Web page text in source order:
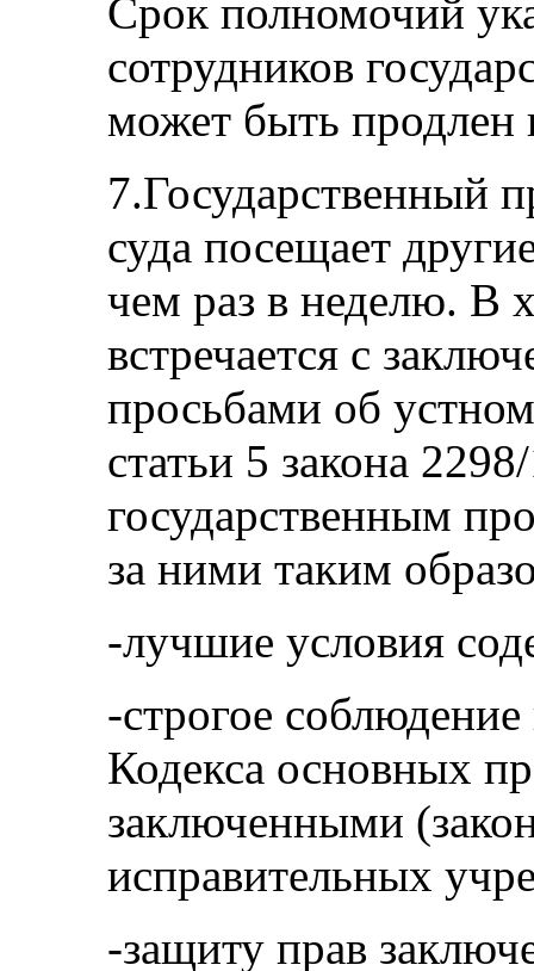
Срок полномочий
сотрудников
может быть продлен
7.Государственный
суда посещает
чем раз в неделю. В
встречается с
просьбами об
статьи 5 закона
государственным
за ними таким
-лучшие условия
-строгое
Кодекса основных
заключенными
исправительных
-защиту прав